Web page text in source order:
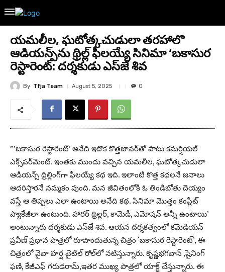
యమలీల, ఘటోత్కచుడులా తరహాలొ
ఆడియన్స్‌ను థ్రిల్ల్‌ ఫీలయ్యే సినిమా ‘బకాసుర
రెస్టారెంట్‌: దర్శకుడు ఎస్‌జే శివ
By Tfja Team August 5, 2025 0
”’బకాసుర రెస్టారెంట్‌’ అనేది ఇదొక కొత్తజానర్‌తో పాటు కమర్షియల్‌
ఎక్స్‌పర్‌మెంట్‌. ఇంతకు ముందు వచ్చిన యమలీల, ఘటోత్కచుడులా
ఆడియన్స్‌ థ్రిల్లింగ్‌గా ఫీలయ్యే కథ ఇది. ఇలాంటి కొత్త కథలనే జనాలు
ఆదరిస్తారనే నమ్మకం వుంది. మన జీవితంలోకి ఓ తిండిబోతు దెయ్యం
వస్తే ఆ తిప్పలు ఎలా ఉంటాయి అనేది కథ. సినిమా మొత్తం కంప్లీట్‌
ప్యాకేజీలా ఉంటుంది. హారర్‌ థ్రిల్లర్‌, కామెడీ, ఎమోషన్‌ అన్నీ ఉంటాయి’
అంటున్నారు దర్శకుడు ఎస్‌జే శివ. ఆయన దర్శకత్వంలో కమెడియన్‌
ప్రవీణ్‌ ప్రధాన పాత్రలో రూపొందుతున్న చిత్రం ‘బకాసుర రెస్టారెంట్‌’, ఈ
చిత్రంలో వైవా హర్ష టైటిల్‌ రోల్‌లో నటిస్తున్నారు. కృష్ణభగవాన్‌ ,షైనింగ్‌
ఫణి, కేజీఎఫ్‌ గరుడరామ్‌,ఇతర ముఖ్య పాత్రలో యాక్ట్‌ చేస్తున్నారు. ఈ